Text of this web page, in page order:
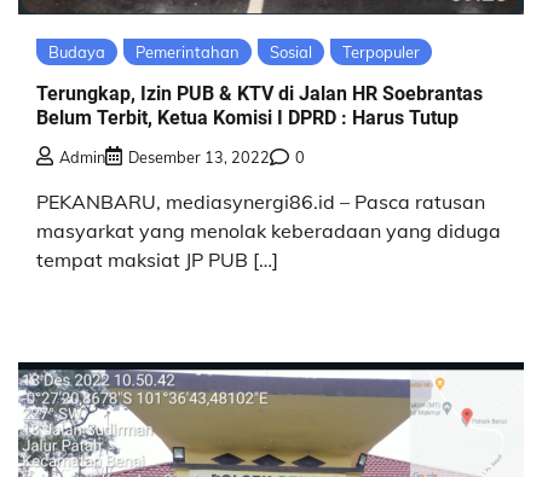
Budaya Pemerintahan Sosial Terpopuler
Terungkap, Izin PUB & KTV di Jalan HR Soebrantas
Belum Terbit, Ketua Komisi I DPRD : Harus Tutup
Admin Desember 13, 2022 0
PEKANBARU, mediasynergi86.id – Pasca ratusan
masyarkat yang menolak keberadaan yang diduga
tempat maksiat JP PUB […]